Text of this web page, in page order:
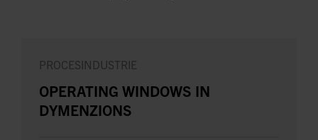
PROCESINDUSTRIE
OPERATING WINDOWS IN
DYMENZIONS